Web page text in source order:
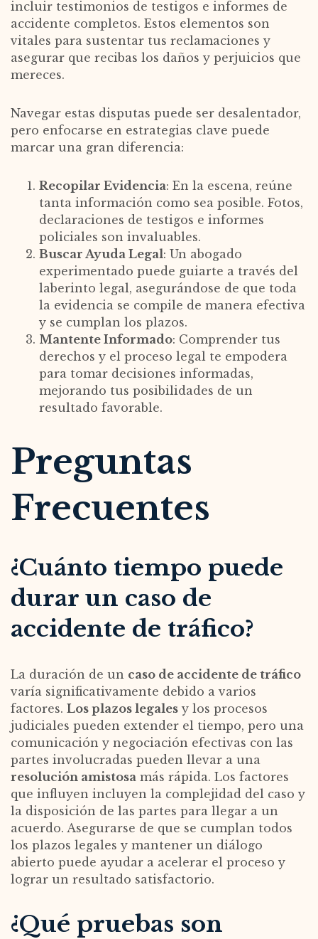
incluir testimonios de testigos e informes de
accidente completos. Estos elementos son
vitales para sustentar tus reclamaciones y
asegurar que recibas los daños y perjuicios que
mereces.
Navegar estas disputas puede ser desalentador,
pero enfocarse en estrategias clave puede
marcar una gran diferencia:
Recopilar Evidencia: En la escena, reúne
tanta información como sea posible. Fotos,
declaraciones de testigos e informes
policiales son invaluables.
Buscar Ayuda Legal: Un abogado
experimentado puede guiarte a través del
laberinto legal, asegurándose de que toda
la evidencia se compile de manera efectiva
y se cumplan los plazos.
Mantente Informado: Comprender tus
derechos y el proceso legal te empodera
para tomar decisiones informadas,
mejorando tus posibilidades de un
resultado favorable.
Preguntas
Frecuentes
¿Cuánto tiempo puede
durar un caso de
accidente de tráfico?
La duración de un caso de accidente de tráfico
varía significativamente debido a varios
factores. Los plazos legales y los procesos
judiciales pueden extender el tiempo, pero una
comunicación y negociación efectivas con las
partes involucradas pueden llevar a una
resolución amistosa más rápida. Los factores
que influyen incluyen la complejidad del caso y
la disposición de las partes para llegar a un
acuerdo. Asegurarse de que se cumplan todos
los plazos legales y mantener un diálogo
abierto puede ayudar a acelerar el proceso y
lograr un resultado satisfactorio.
¿Qué pruebas son